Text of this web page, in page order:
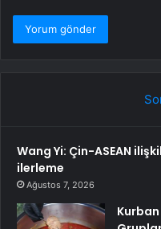
Wang Yi: Çin-ASEAN
ilerleme
Ağustos 7, 2026